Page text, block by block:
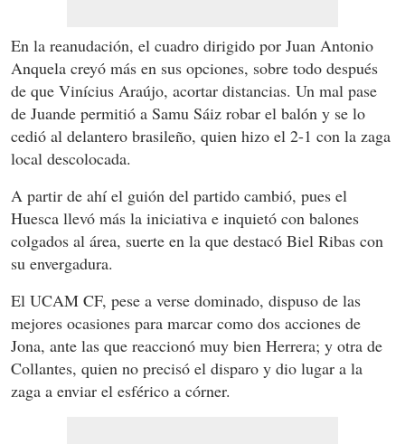
En la reanudación, el cuadro dirigido por Juan Antonio
Anquela creyó más en sus opciones, sobre todo después
de que Vinícius Araújo, acortar distancias. Un mal pase
de Juande permitió a Samu Sáiz robar el balón y se lo
cedió al delantero brasileño, quien hizo el 2-1 con la zaga
local descolocada.
A partir de ahí el guión del partido cambió, pues el
Huesca llevó más la iniciativa e inquietó con balones
colgados al área, suerte en la que destacó Biel Ribas con
su envergadura.
El UCAM CF, pese a verse dominado, dispuso de las
mejores ocasiones para marcar como dos acciones de
Jona, ante las que reaccionó muy bien Herrera; y otra de
Collantes, quien no precisó el disparo y dio lugar a la
zaga a enviar el esférico a córner.